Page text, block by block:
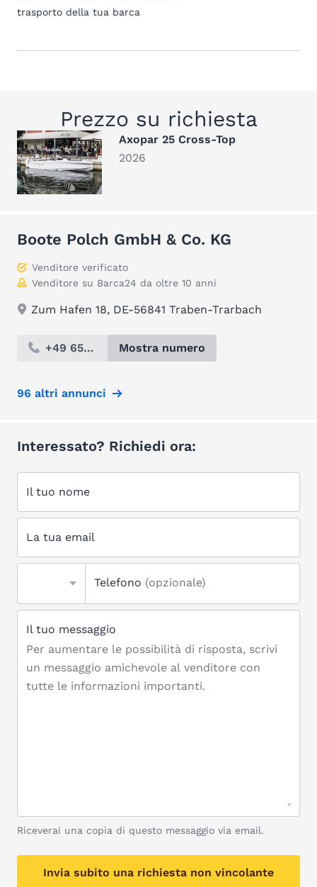
trasporto della tua barca
Prezzo su richiesta
Axopar 25 Cross-Top
2026
Boote Polch GmbH & Co. KG
Venditore verificato
Venditore su Barca24 da oltre 10 anni
Zum Hafen 18, DE-56841 Traben-Trarbach
+49 654... Mostra numero
96 altri annunci
Interessato? Richiedi ora:
Il tuo nome
La tua email
Telefono (opzionale)
Il tuo messaggio
Riceverai una copia di questo messaggio via email.
Invia subito una richiesta non vincolante